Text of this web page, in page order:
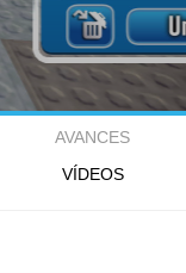
AVANCES
VÍDEOS